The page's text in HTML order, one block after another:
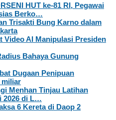
HUT ke-81 RI, Pegawai
Berko…
Trisakti Bung Karno dalam
Video AI Manipulasi Presiden
Bahaya Gunung
Dugaan Penipuan
miliar
Menhan Tinjau Latihan
2026 di L…
6 Kereta di Daop 2